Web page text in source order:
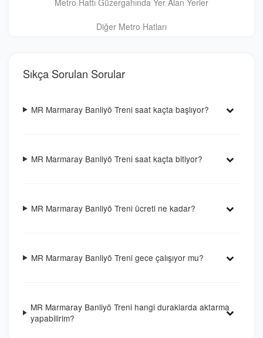
Metro Hattı Güzergahında Yer Alan Yerler
Diğer Metro Hatları
Sıkça Sorulan Sorular
MR Marmaray Banliyö Treni saat kaçta başlıyor?
MR Marmaray Banliyö Treni saat kaçta bitiyor?
MR Marmaray Banliyö Treni ücreti ne kadar?
MR Marmaray Banliyö Treni gece çalışıyor mu?
MR Marmaray Banliyö Treni hangi duraklarda aktarma
yapabilirim?